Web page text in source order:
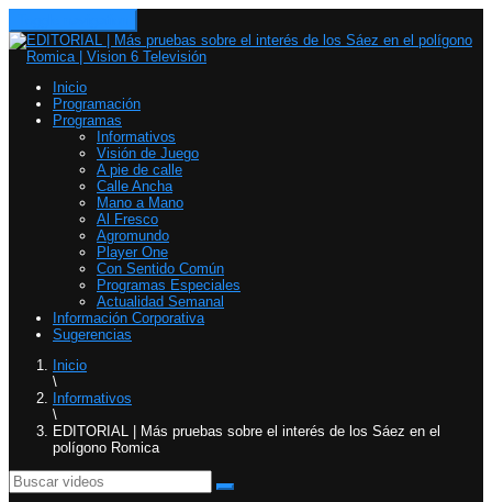
Inicio
Programación
Programas
Informativos
Visión de Juego
A pie de calle
Calle Ancha
Mano a Mano
Al Fresco
Agromundo
Player One
Con Sentido Común
Programas Especiales
Actualidad Semanal
Información Corporativa
Sugerencias
Inicio
\
Informativos
\
EDITORIAL | Más pruebas sobre el interés de los Sáez en el
polígono Romica